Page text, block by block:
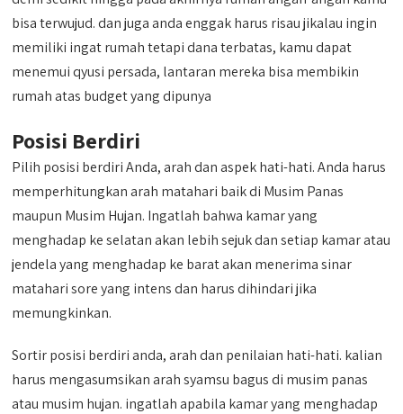
bisa terwujud. dan juga anda enggak harus risau jikalau ingin
memiliki ingat rumah tetapi dana terbatas, kamu dapat
menemui qyusi persada, lantaran mereka bisa membikin
rumah atas budget yang dipunya
Posisi Berdiri
Pilih posisi berdiri Anda, arah dan aspek hati-hati. Anda harus
memperhitungkan arah matahari baik di Musim Panas
maupun Musim Hujan. Ingatlah bahwa kamar yang
menghadap ke selatan akan lebih sejuk dan setiap kamar atau
jendela yang menghadap ke barat akan menerima sinar
matahari sore yang intens dan harus dihindari jika
memungkinkan.
Sortir posisi berdiri anda, arah dan penilaian hati-hati. kalian
harus mengasumsikan arah syamsu bagus di musim panas
atau musim hujan. ingatlah apabila kamar yang menghadap